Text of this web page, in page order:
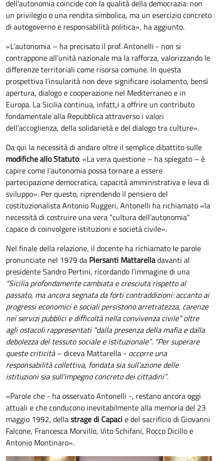
dell’autonomia coincide con la qualità della democrazia: non
un privilegio o una rendita simbolica, ma un esercizio concreto
di autogoverno e responsabilità politica», ha aggiunto.
«L’autonomia – ha precisato il prof. Antonelli - non si
contrappone all’unità nazionale ma la rafforza, valorizzando le
differenze territoriali come risorsa comune. In questa
prospettiva l’insularità non deve significare isolamento, bensì
apertura, dialogo e cooperazione nel Mediterraneo e in
Europa. La Sicilia continua, infatt,i a offrire un contributo
fondamentale alla Repubblica attraverso i valori
dell’accoglienza, della solidarietà e del dialogo tra culture».
Da qui la necessità di andare oltre il semplice dibattito sulle
modifiche allo Statuto: «La vera questione – ha spiegato – è
capire come l’autonomia possa tornare a essere
partecipazione democratica, capacità amministrativa e leva di
sviluppo». Per questo, riprendendo il pensiero del
costituzionalista Antonio Ruggeri, Antonelli ha richiamato «la
necessità di costruire una vera “cultura dell’autonomia”
capace di coinvolgere istituzioni e società civile».
Nel finale della relazione, il docente ha richiamato le parole
pronunciate nel 1979 da Piersanti Mattarelladavanti al
presidente Sandro Pertini, ricordando l’immagine di una
“Sicilia profondamente cambiata e cresciuta rispetto al
passato, ma ancora segnata da forti contraddizioni: accanto ai
progressi economici e sociali persistono arretratezza, carenze
nei servizi pubblici e difficoltà nella convivenza civile” oltre
agli ostacoli rappresentati “dalla presenza della mafia e dalla
debolezza del tessuto sociale e istituzionale”. “Per superare
queste criticità– diceva Mattarella - occorre una
responsabilità collettiva, fondata sia sull’azione delle
istituzioni sia sull’impegno concreto dei cittadini”.
«Parole che - ha osservato Antonelli -, restano ancora oggi
attuali e che conducono inevitabilmente alla memoria del 23
maggio 1992, dellastrage di Capaci e del sacrificio di Giovanni
Falcone, Francesca Morvillo, Vito Schifani, Rocco Dicillo e
Antonio Montinaro».